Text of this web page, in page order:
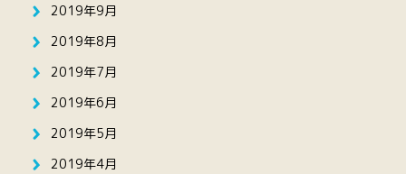
2019年9月
2019年8月
2019年7月
2019年6月
2019年5月
2019年4月